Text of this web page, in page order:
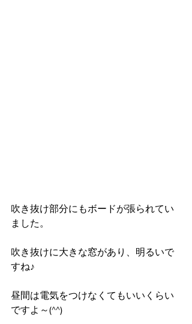
吹き抜け部分にもボードが張られてい
ました。
吹き抜けに大きな窓があり、明るいで
すね♪
昼間は電気をつけなくてもいいくらい
ですよ～(^^)